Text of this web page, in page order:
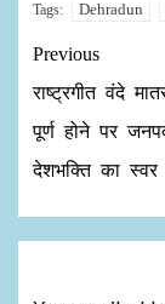
Tags: Dehradun
Previous
राष्ट्रगीत वंदे
पूर्ण होने पर
देशभक्ति का स्वर